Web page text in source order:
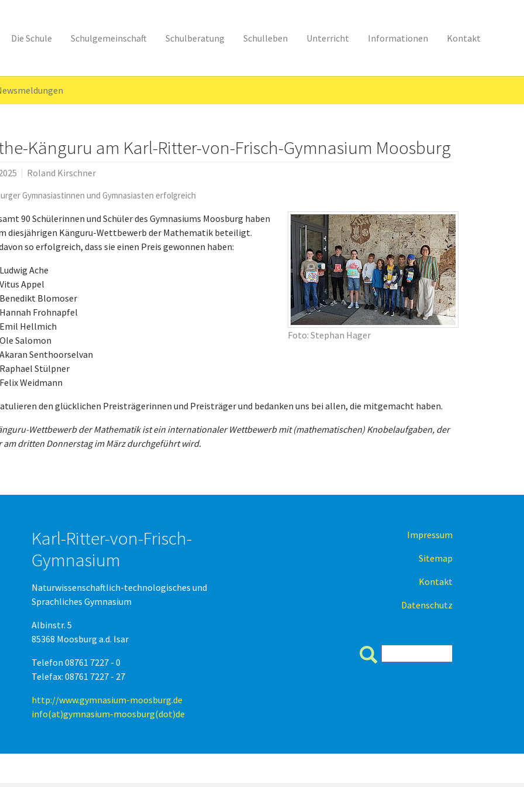
Die Schule Schulgemeinschaft Schulberatung Schulleben Unterricht Informationen Kontakt
Känguru am Karl-Ritter-von-Frisch-Gymnasium Moosburg
Roland Kirschner
Gymnasiastinnen und Gymnasiasten erfolgreich
Foto: Stephan Hager
90 Schülerinnen und Schüler des Gymnasiums Moosburg haben
diesjährigen Känguru-Wettbewerb der Mathematik beteiligt.
so erfolgreich, dass sie einen Preis gewonnen haben:
Ludwig Ache
Vitus Appel
Benedikt Blomoser
Hannah Frohnapfel
Emil Hellmich
Ole Salomon
Akaran Senthoorselvan
Raphael Stülpner
Felix Weidmann
den glücklichen Preisträgerinnen und Preisträger und bedanken uns bei allen, die mitgemacht haben.
Wettbewerb der Mathematik ist ein internationaler Wettbewerb mit (mathematischen) Knobelaufgaben, der
am dritten Donnerstag im März durchgeführt wird.
Karl-Ritter-von-Frisch-
Gymnasium
Naturwissenschaftlich-technologisches und
Sprachliches Gymnasium
Albinstr. 5
85368 Moosburg a.d. Isar
Telefon 08761 7227 - 0
Telefax: 08761 7227 - 27
http://www.gymnasium-moosburg.de
info(at)gymnasium-moosburg(dot)de
Impressum
Sitemap
Kontakt
Datenschutz